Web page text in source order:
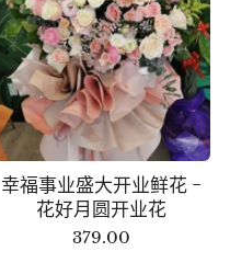
幸福事业盛大开业鲜花 -
花好月圆开业花
379.00